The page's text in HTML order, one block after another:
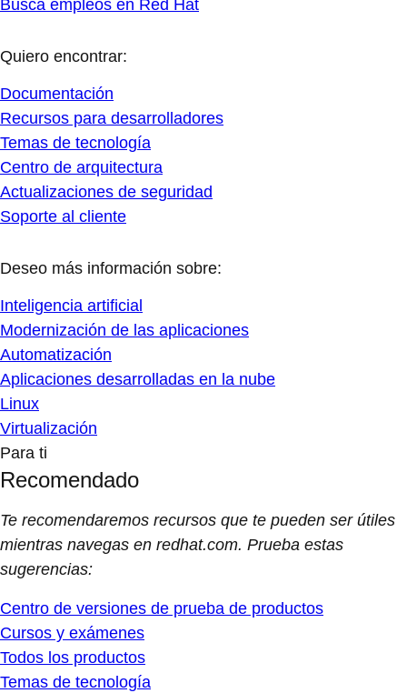
Busca empleos en Red Hat
Quiero encontrar:
Documentación
Recursos para desarrolladores
Temas de tecnología
Centro de arquitectura
Actualizaciones de seguridad
Soporte al cliente
Deseo más información sobre:
Inteligencia artificial
Modernización de las aplicaciones
Automatización
Aplicaciones desarrolladas en la nube
Linux
Virtualización
Para ti
Recomendado
Te recomendaremos recursos que te pueden ser útiles
mientras navegas en redhat.com. Prueba estas
sugerencias:
Centro de versiones de prueba de productos
Cursos y exámenes
Todos los productos
Temas de tecnología